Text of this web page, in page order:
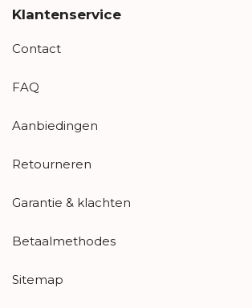
Klantenservice
Contact
FAQ
Aanbiedingen
Retourneren
Garantie & klachten
Betaalmethodes
Sitemap